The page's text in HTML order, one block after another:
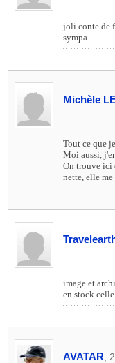
joli conte de
sympa
Michèle
Tout ce que
Moi aussi,
On trouve ici
nette, elle
image et
en stock celle
AVATAR ,